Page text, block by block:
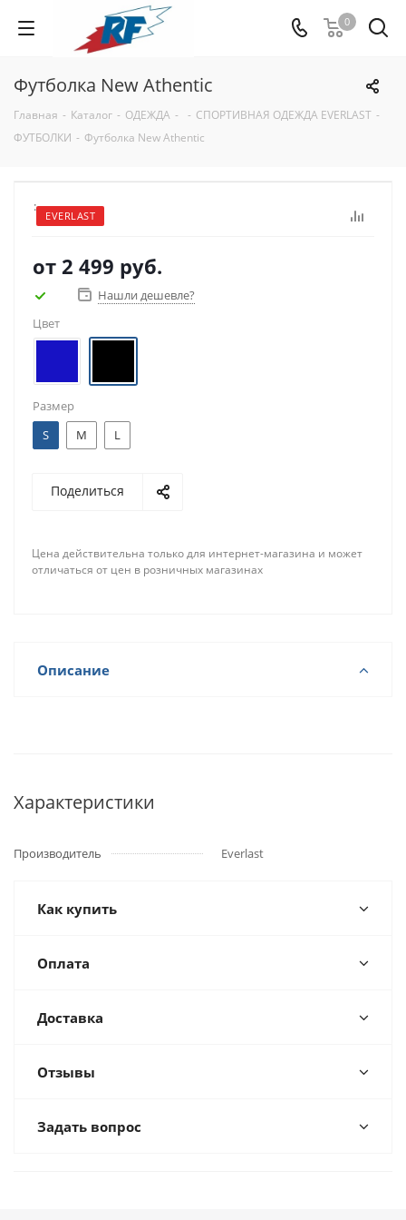
0
Футболка New Athentic
Главная - Каталог - ОДЕЖДА - - СПОРТИВНАЯ ОДЕЖДА EVERLAST -
ФУТБОЛКИ - Футболка New Athentic
EVERLAST
:
от 2 499 руб.
Нашли дешевле?
Цвет
Размер
S
M L
Поделиться
Цена действительна только для интернет-магазина и может
отличаться от цен в розничных магазинах
Описание
Характеристики
Производитель Everlast
Как купить
Оплата
Доставка
Отзывы
Задать вопрос